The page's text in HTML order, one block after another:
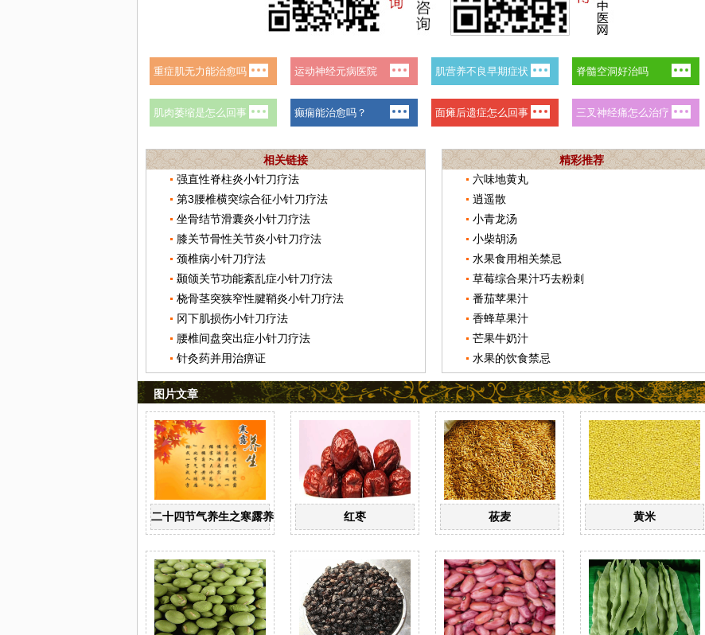
相关链接
强直性脊柱炎小针刀疗法
第3腰椎横突综合征小针刀疗法
坐骨结节滑囊炎小针刀疗法
膝关节骨性关节炎小针刀疗法
颈椎病小针刀疗法
颞颌关节功能紊乱症小针刀疗法
桡骨茎突狭窄性腱鞘炎小针刀疗法
冈下肌损伤小针刀疗法
腰椎间盘突出症小针刀疗法
针灸药并用治痹证
精彩推荐
六味地黄丸
逍遥散
小青龙汤
小柴胡汤
水果食用相关禁忌
草莓综合果汁巧去粉刺
番茄苹果汁
香蜂草果汁
芒果牛奶汁
水果的饮食禁忌
图片文章
二十四节气养生之寒露养生 红枣 莜麦 黄米